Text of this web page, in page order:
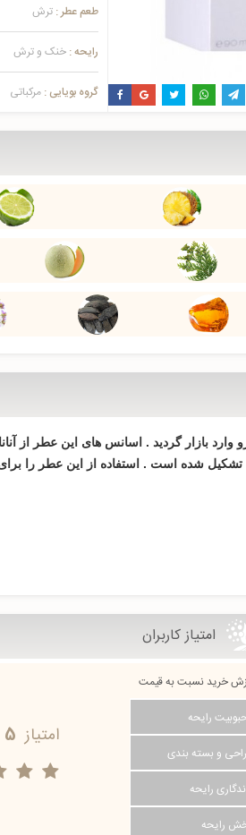
طعم عطر : ترش
رایحه : خنک و ترش
گروه بویایی : مرکباتی
توسط کمپانی امانوئل آنگارو وارد بازار گردید .
تشکیل شده است . استفاده از این عطر را
امتیاز کاربران
خرید نسبت به قیمت
رایحه
و بسته بندی
رایحه
رایحه
امتیاز 5